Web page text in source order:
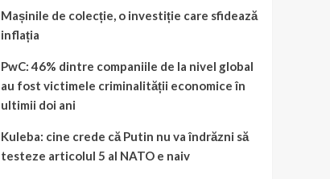
Mașinile de colecție, o investiție care sfidează
inflația
PwC: 46% dintre companiile de la nivel global
au fost victimele criminalității economice în
ultimii doi ani
Kuleba: cine crede că Putin nu va îndrăzni să
testeze articolul 5 al NATO e naiv